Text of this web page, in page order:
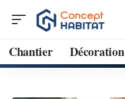
Chantier Décoration